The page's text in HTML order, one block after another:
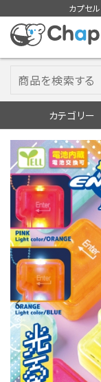
カプセ
カテゴリー
ログイン
入荷ス
カプセルト
カプセルトイ
販促用空カ
レンタル
景品・玩具